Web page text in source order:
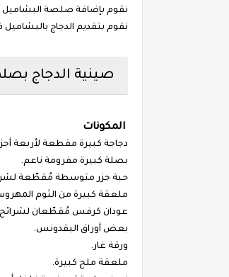
نقوم بإضافة صلصة البشاميل
نقوم بتقديم الدجاج بالبشاميل
صينية الدجاج
المكونات
دجاجة كبيرة مقطعة لأربعة
بصلة كبيرة مفرومة ناعم.
حبة جزر متوسطة مُقطّعة
ملعقة كبيرة من الثوم
عودان كرفس مُقطّعان لشرائح
بعض أوراق البقدونس.
ورقة غار.
ملعقة ملح كبيرة.